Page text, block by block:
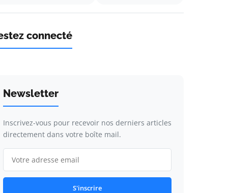
connecté
Newsletter
Inscrivez-vous pour recevoir nos derniers articles
directement dans votre boîte mail.
S'inscrire